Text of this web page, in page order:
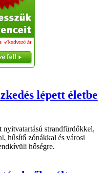
lépett életbe
nyitvatartású strandfürdőkkel,
hűsítő zónákkal és városi
hőségre.